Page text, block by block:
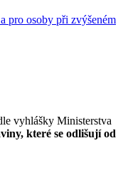
pro osoby při zvýšeném
vyhlášky Ministerstva
které se odlišují od